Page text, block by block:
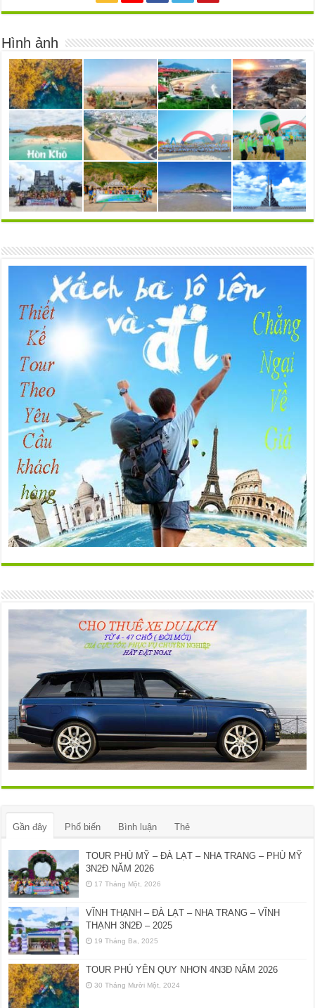
Hình ảnh
Gần đây Phổ biến Bình luận Thẻ
TOUR PHÙ MỸ – ĐÀ LẠT – NHA TRANG – PHÙ MỸ
3N2Đ NĂM 2026
17 Tháng Một, 2026
VĨNH THẠNH – ĐÀ LẠT – NHA TRANG – VĨNH
THẠNH 3N2Đ – 2025
19 Tháng Ba, 2025
TOUR PHÚ YÊN QUY NHƠN 4N3Đ NĂM 2026
30 Tháng Mười Một, 2024